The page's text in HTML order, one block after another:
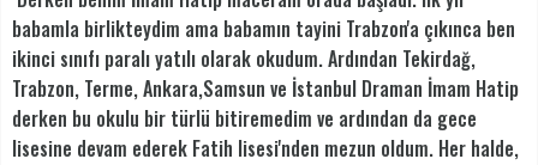
babamla birlikteydim ama babamın tayini Trabzon'a çıkınca ben
ikinci sınıfı paralı yatılı olarak okudum. Ardından Tekirdağ,
Trabzon, Terme, Ankara,Samsun ve İstanbul Draman İmam Hatip
derken bu okulu bir türlü bitiremedim ve ardından da gece
lisesine devam ederek Fatih lisesi'nden mezun oldum. Her halde,